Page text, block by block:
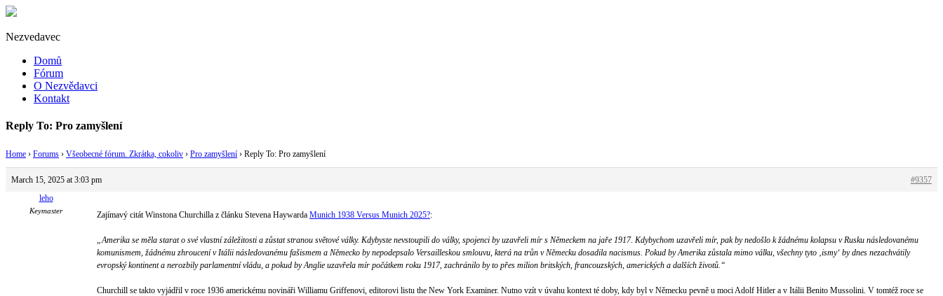
Nezvedavec
Domů
Fórum
O Nezvědavci
Kontakt
Reply To: Pro zamyšlení
Home › Forums › Všeobecné fórum. Zkrátka, cokoliv › Pro zamyšlení › Reply To: Pro zamyšlení
March 15, 2025 at 3:03 pm
#9357
leho
Keymaster Zajímavý citát Winstona Churchilla z článku Stevena Haywarda Munich 1938 Versus Munich 2025?:
„Amerika se měla starat o své vlastní záležitosti a zůstat stranou světové války. Kdybyste nevstoupili do války, spojenci by uzavřeli mír s Německem na jaře 1917. Kdybychom uzavřeli mír, pak by nedošlo k žádnému kolapsu v Rusku následovanému
komunismem, žádnému zhroucení v Itálii následovanému fašismem a Německo by nepodepsalo Versailleskou smlouvu, která na trůn v Německu dosadila nacismus. Pokud by Amerika zůstala mimo válku, všechny tyto ‚ismy‘ by dnes nezachvátily
evropský kontinent a nerozbily parlamentní vládu, a pokud by Anglie uzavřela mír počátkem roku 1917, zachránilo by to přes milion britských, francouzských, amerických a dalších životů.“
Churchill se takto vyjádřil v roce 1936 americkému novináři Williamu Griffenovi, editorovi listu the New York Examiner. Nutno vzít v úvahu kontext té doby, kdy byl v Německu pevně u moci Adolf Hitler a v Itálii Benito Mussolini. V tomtéž roce se